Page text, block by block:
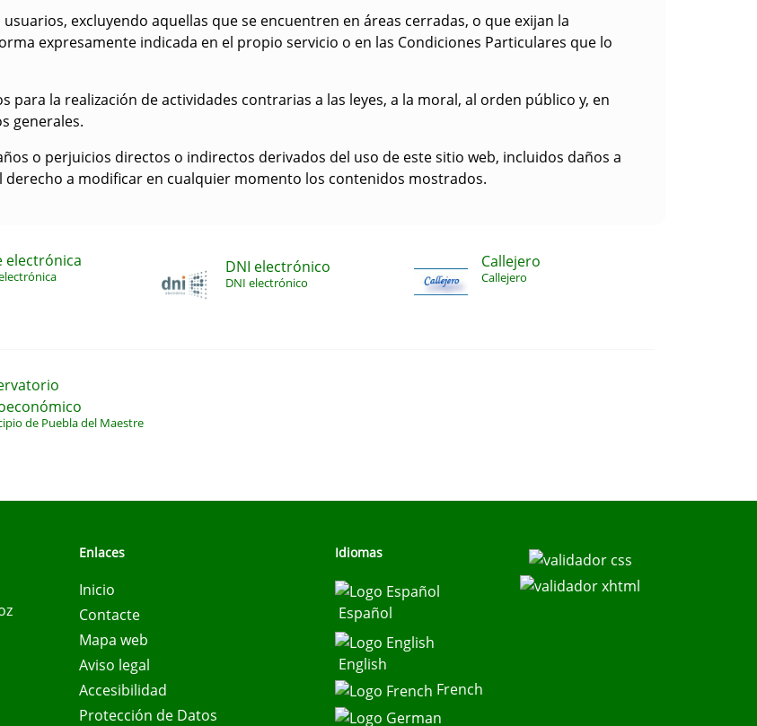
excluyendo aquellas que se encuentren en áreas cerradas, o que exijan la
expresamente indicada en el propio servicio o en las Condiciones Particulares que lo
para la realización de actividades contrarias a las leyes, a la moral, al orden público y, en
generales.
o perjuicios directos o indirectos derivados del uso de este sitio web, incluidos daños a
a modificar en cualquier momento los contenidos mostrados.
electrónica DNI electrónico
DNI electrónico
Callejero
Callejero
de Puebla del Maestre
Enlaces
Inicio
Contacte
Mapa web
Aviso legal
Accesibilidad
Protección de Datos
Idiomas
Español
English
French